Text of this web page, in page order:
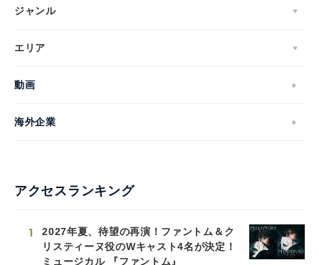
ジャンル
エリア
動画
海外企業
アクセスランキング
1
2027年夏、待望の再演！ファントム＆ク
リスティーヌ役のWキャスト4名が決定！
ミュージカル 『ファントム』